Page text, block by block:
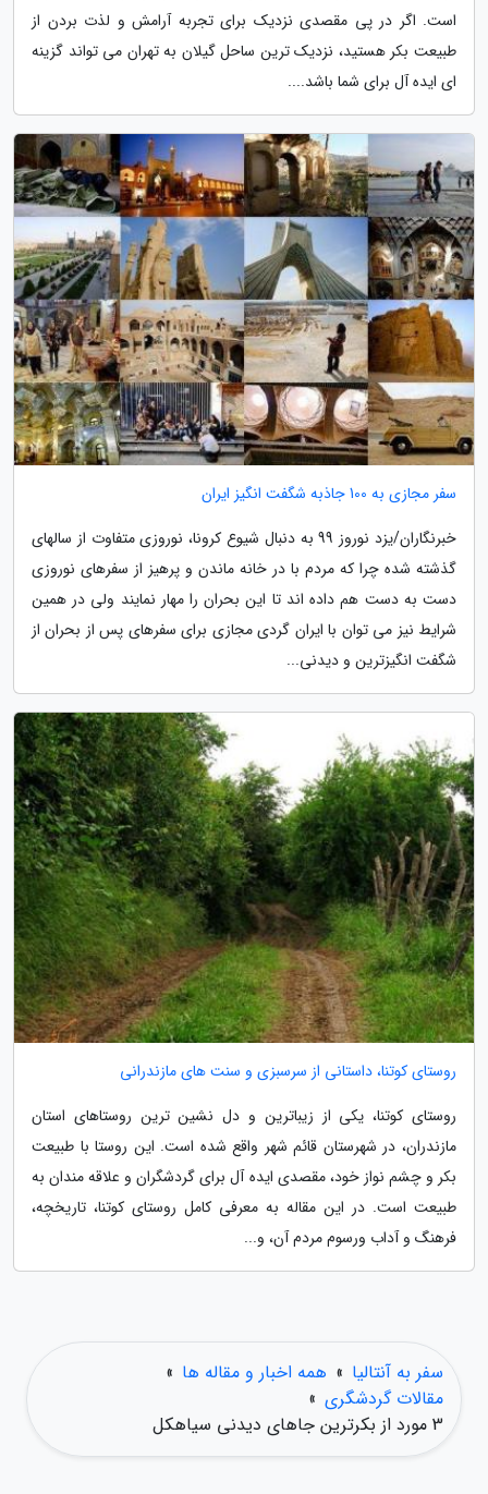
است. اگر در پی مقصدی نزدیک برای تجربه آرامش و لذت بردن از
طبیعت بکر هستید، نزدیک ترین ساحل گیلان به تهران می تواند گزینه
ای ایده آل برای شما باشد....
سفر مجازی به 100 جاذبه شگفت انگیز ایران
خبرنگاران/یزد نوروز 99 به دنبال شیوع کرونا، نوروزی متفاوت از سالهای
گذشته شده چرا که مردم با در خانه ماندن و پرهیز از سفرهای نوروزی
دست به دست هم داده اند تا این بحران را مهار نمایند ولی در همین
شرایط نیز می توان با ایران گردی مجازی برای سفرهای پس از بحران از
شگفت انگیزترین و دیدنی...
روستای کوتنا، داستانی از سرسبزی و سنت های مازندرانی
روستای کوتنا، یکی از زیباترین و دل نشین ترین روستاهای استان
مازندران، در شهرستان قائم شهر واقع شده است. این روستا با طبیعت
بکر و چشم نواز خود، مقصدی ایده آل برای گردشگران و علاقه مندان به
طبیعت است. در این مقاله به معرفی کامل روستای کوتنا، تاریخچه،
فرهنگ و آداب ورسوم مردم آن، و...
سفر به آنتالیا » همه اخبار و مقاله ها »
مقالات گردشگری »
3 مورد از بکرترین جاهای دیدنی سیاهکل